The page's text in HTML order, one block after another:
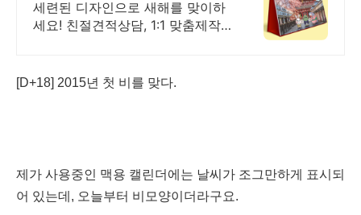
션
세련된 디자인으로 새해를 맞이하
세요! 친절견적상담, 1:1 맞춤제작
[D+18] 2015년 첫 비를 맞다.
제가 사용중인 맥용 캘린더에는 날씨가 조그만하게 표시되
어 있는데, 오늘부터 비모양이더라구요.